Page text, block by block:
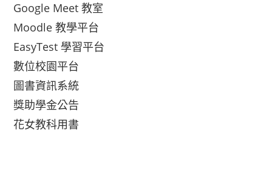
Google Meet 教室
Moodle 教學平台
EasyTest 學習平台
數位校園平台
圖書資訊系統
獎助學金公告
花女教科用書